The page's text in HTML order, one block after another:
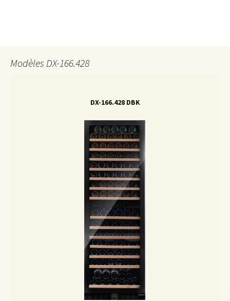
Modèles DX-166.428
DX-166.428 DBK